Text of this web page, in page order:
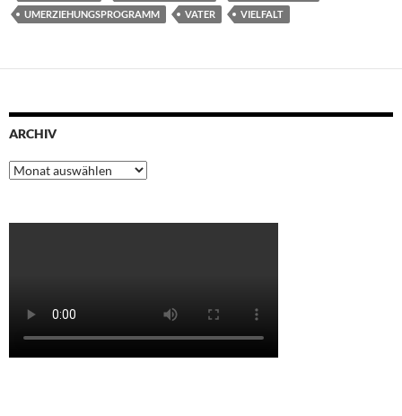
UMERZIEHUNGSPROGRAMM
VATER VIELFALT
ARCHIV
Archiv